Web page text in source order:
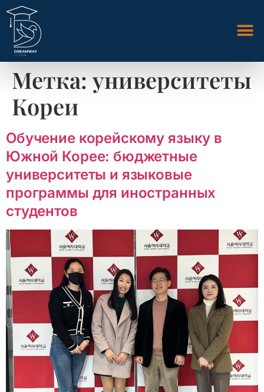
Метка:университеты
Кореи
Обучение корейскому языку в
Южной Корее: бюджетные
университеты и языковые
программы для иностранных
студентов